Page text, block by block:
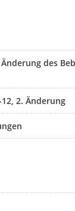
Änderung des
10 Abs. 3
I S. 3634) in
§ 7 der
(GO NRW)
gültigen
10-
Stadtplanung
Wilhelm-
Einsicht
der
des
2. Änderung